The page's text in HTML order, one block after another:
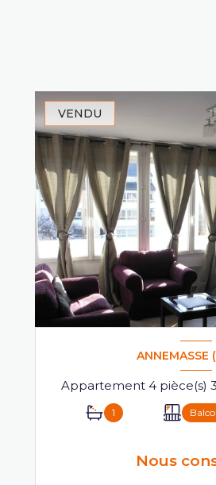
VENDU
ANNEMASSE
1
Nous